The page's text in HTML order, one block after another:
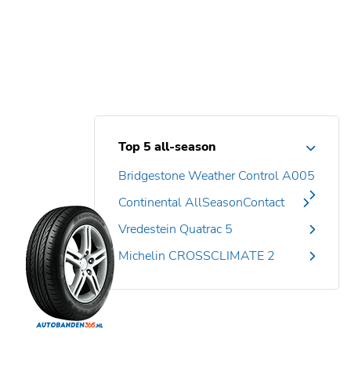
Top 5 all-season
Bridgestone Weather Control A005
Continental AllSeasonContact
Vredestein Quatrac 5
Michelin CROSSCLIMATE 2